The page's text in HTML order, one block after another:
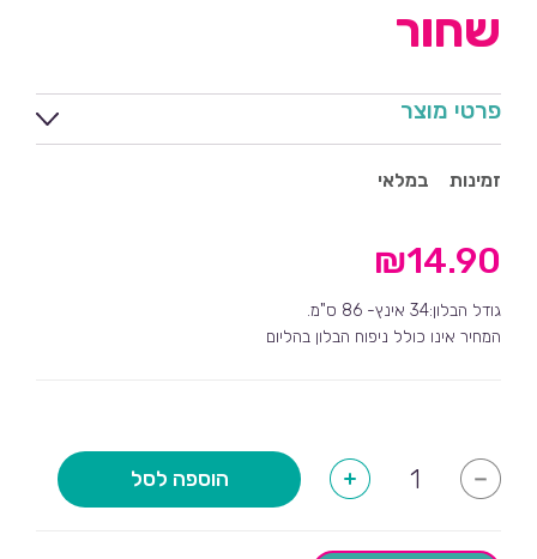
שחור
פרטי מוצר
זמינות במלאי
₪14.90
גודל הבלון:34 אינץ- 86 ס"מ.
המחיר אינו כולל ניפוח הבלון בהליום
-
של
+ הוספה לסל